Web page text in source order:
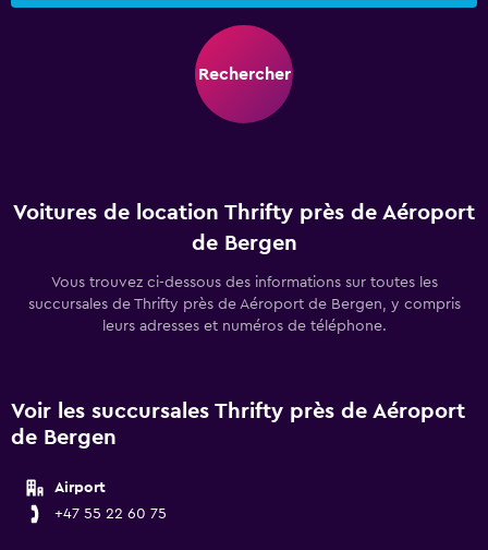
Rechercher
Voitures de location Thrifty près de Aéroport
de Bergen
Vous trouvez ci-dessous des informations sur toutes les
succursales de Thrifty près de Aéroport de Bergen, y compris
leurs adresses et numéros de téléphone.
Voir les succursales Thrifty près de Aéroport
de Bergen
Airport
+47 55 22 60 75